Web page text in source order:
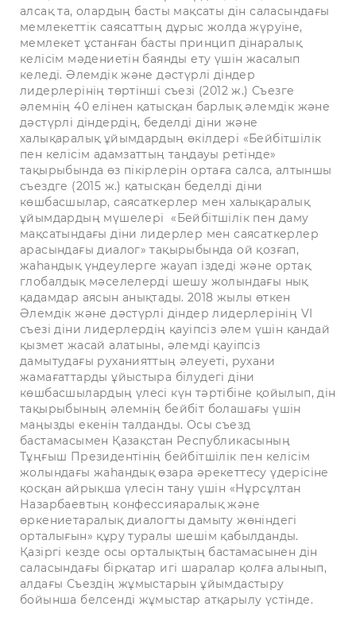
алсақ та, олардың басты мақсаты дін саласындағы
мемлекеттік саясаттың дұрыс жолда жүруіне,
мемлекет ұстанған басты принцип дінаралық
келісім мәдениетін баянды ету үшін жасалып
келеді. Әлемдік және дәстүрлі діндер
лидерлерінің төртінші съезі (2012 ж.) Съезге
әлемнің 40 елінен қатысқан барлық әлемдік және
дәстүрлі діндердің, беделді діни және
халықаралық ұйымдардың өкілдері «Бейбітшілік
пен келісім адамзаттың таңдауы ретінде»
тақырыбында өз пікірлерін ортаға салса, алтыншы
съездге (2015 ж.) қатысқан беделді діни
көшбасшылар, саясаткерлер мен халықаралық
ұйымдардың мүшелері «Бейбітшілік пен даму
мақсатындағы діни лидерлер мен саясаткерлер
арасындағы диалог» тақырыбында ой қозғап,
жаһандық үндеулерге жауап іздеді және ортақ
глобалдық мәселелерді шешу жолындағы нық
қадамдар аясын анықтады. 2018 жылы өткен
Әлемдік және дәстүрлі діндер лидерлерінің VI
съезі діни лидерлердің қауіпсіз әлем үшін қандай
қызмет жасай алатыны, әлемді қауіпсіз
дамытудағы руханияттың әлеуеті, рухани
жамағаттарды ұйыстыра білудегі діни
көшбасшылардың үлесі күн тәртібіне қойылып, дін
тақырыбының әлемнің бейбіт болашағы үшін
маңызды екенін талданды. Осы съезд
бастамасымен Қазақстан Республикасының
Тұңғыш Президентінің бейбітшілік пен келісім
жолындағы жаһандық өзара әрекеттесу үдерісіне
қосқан айрықша үлесін тану үшін «Нұрсұлтан
Назарбаевтың конфессияаралық және
өркениетаралық диалогты дамыту жөніндегі
орталығын» құру туралы шешім қабылданды.
Қазіргі кезде осы орталықтың бастамасынен дін
саласындағы бірқатар игі шаралар қолға алынып,
алдағы Съездің жұмыстарын ұйымдастыру
бойынша белсенді жұмыстар атқарылу үстінде.